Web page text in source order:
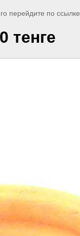
перейдите по ссылке
тенге